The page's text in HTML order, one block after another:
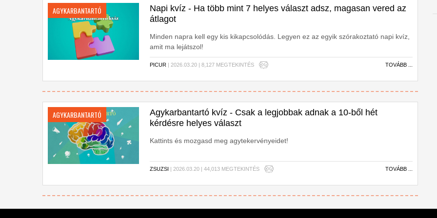
AGYKARBANTARTÓ
Napi kvíz - Ha több mint 7 helyes választ adsz, magasan vered az
átlagot
Minden napra kell egy kis kikapcsolódás. Legyen ez az egyik szórakoztató napi kvíz,
amit ma lejátszol!
PICUR | 2026.03.20 | 8,127 MEGTEKINTÉS TOVÁBB ...
AGYKARBANTARTÓ
Agykarbantartó kvíz - Csak a legjobbak adnak a 10-ből hét
kérdésre helyes választ
Kattints és mozgasd meg agytekervényeidet!
ZSUZSI | 2026.03.20 | 44,013 MEGTEKINTÉS TOVÁBB ...